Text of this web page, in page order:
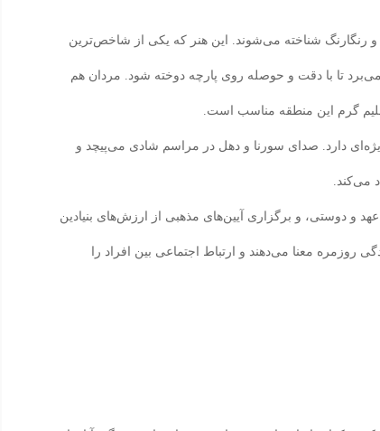
رنگارنگ شناخته می‌شوند. این هنر که یکی از شاخص‌ترین
تا با دقت و حوصله روی پارچه دوخته شود. مردان هم
گرم این منطقه مناسب است.
دارد. صدای سورنا و دهل در مراسم شادی می‌پیچد و
می‌کند.
عهد و دوستی، و برگزاری آیین‌های مذهبی از ارزش‌های بنیادین
روزمره معنا می‌دهند و ارتباط اجتماعی بین افراد را